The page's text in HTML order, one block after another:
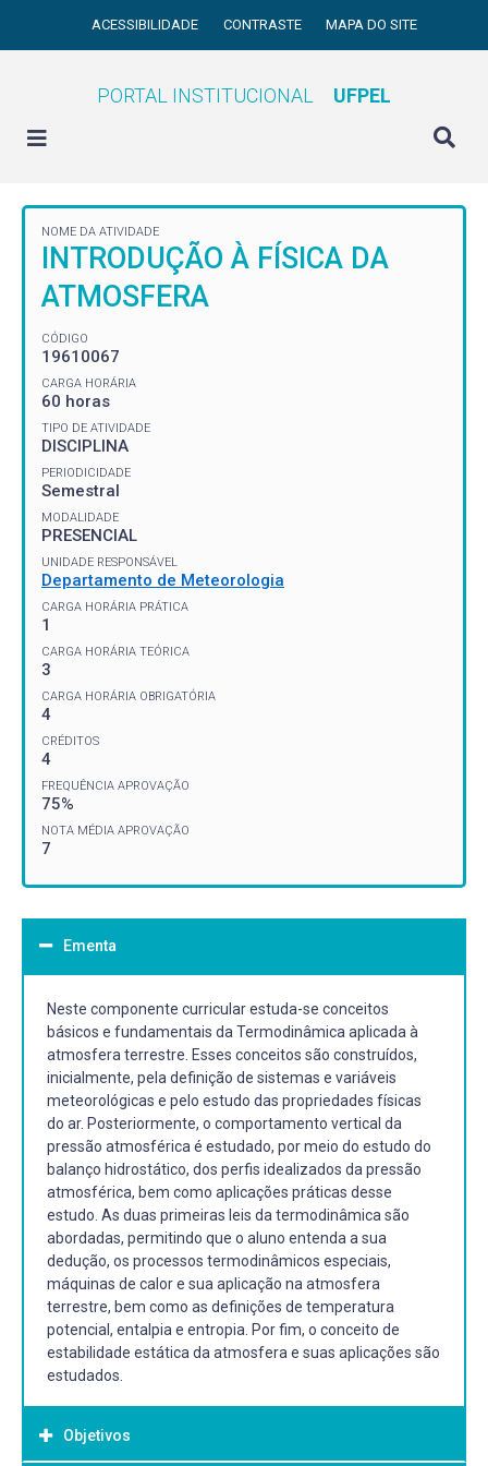
ACESSIBILIDADE CONTRASTE MAPA DO SITE
PORTAL INSTITUCIONAL UFPEL
NOME DA ATIVIDADE
INTRODUÇÃO À FÍSICA DA
ATMOSFERA
CÓDIGO
19610067
CARGA HORÁRIA
60 horas
TIPO DE ATIVIDADE
DISCIPLINA
PERIODICIDADE
Semestral
MODALIDADE
PRESENCIAL
UNIDADE RESPONSÁVEL
Departamento de Meteorologia
CARGA HORÁRIA PRÁTICA
1
CARGA HORÁRIA TEÓRICA
3
CARGA HORÁRIA OBRIGATÓRIA
4
CRÉDITOS
4
FREQUÊNCIA APROVAÇÃO
75%
NOTA MÉDIA APROVAÇÃO
7
Ementa
Neste componente curricular estuda-se conceitos
básicos e fundamentais da Termodinâmica aplicada à
atmosfera terrestre. Esses conceitos são construídos,
inicialmente, pela definição de sistemas e variáveis
meteorológicas e pelo estudo das propriedades físicas
do ar. Posteriormente, o comportamento vertical da
pressão atmosférica é estudado, por meio do estudo do
balanço hidrostático, dos perfis idealizados da pressão
atmosférica, bem como aplicações práticas desse
estudo. As duas primeiras leis da termodinâmica são
abordadas, permitindo que o aluno entenda a sua
dedução, os processos termodinâmicos especiais,
máquinas de calor e sua aplicação na atmosfera
terrestre, bem como as definições de temperatura
potencial, entalpia e entropia. Por fim, o conceito de
estabilidade estática da atmosfera e suas aplicações são
estudados.
Objetivos